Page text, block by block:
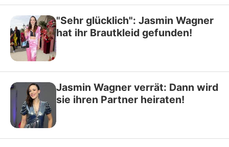
"Sehr glücklich": Jasmin Wagner
hat ihr Brautkleid gefunden!
Jasmin Wagner verrät: Dann wird
sie ihren Partner heiraten!